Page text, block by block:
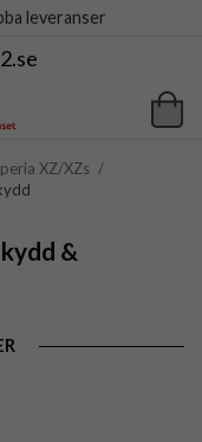
leveranser
XZ/XZs /
&